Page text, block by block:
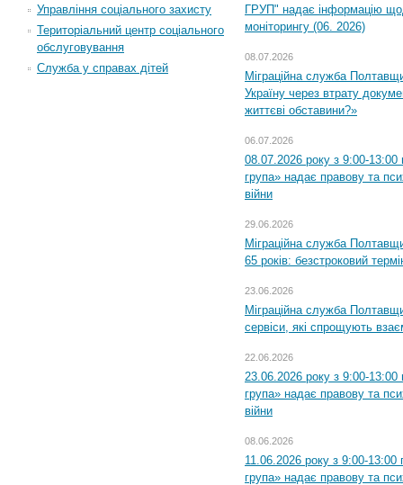
Управління соціального захисту
Територіальний центр соціального
обслуговування
Служба у справах дітей
ГРУП" надає інформацію
моніторингу (06. 2026)
08.07.2026
Міграційна служба
Україну через втрату
життєві обставини?»
06.07.2026
08.07.2026 року з 9:00-13:00
група» надає правову та
війни
29.06.2026
Міграційна служба
65 років: безстроковий
23.06.2026
Міграційна служба
сервіси, які спрощують
22.06.2026
23.06.2026 року з 9:00-13:00
група» надає правову та
війни
08.06.2026
11.06.2026 року з 9:00-13:00
група» надає правову та